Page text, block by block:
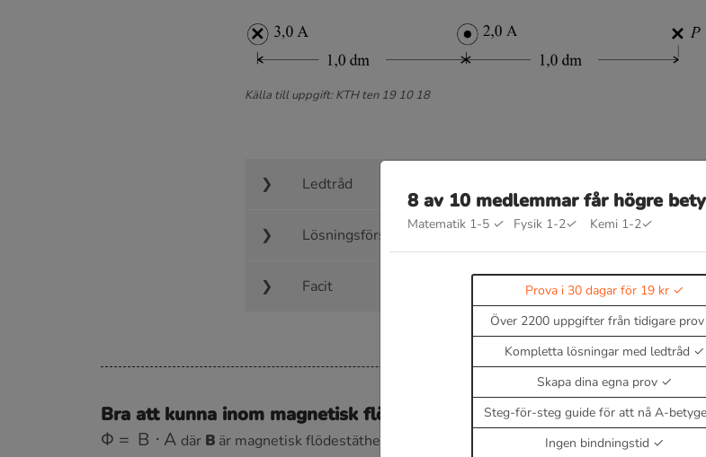
Källa till uppgift: KTH ten 19 10 18
Ledtråd
Lösningsförslag
Facit
Bra att kunna inom magnetisk flödestäthet
Φ=B ⋅A
där Bär magnetisk flödestäthet och
är arean som är vinkelrätt mot fältet.
8 av 10 medlemmar får högre
Matematik 1-5 ✓ Fysik 1-2✓ Kemi 1-2✓
Prova i 30 dagar för 19 kr
Över 2200 uppgifter från tidigare prov
Kompletta lösningar med ledtråd
Skapa dina egna prov
Steg-för-steg guide för att nå A-
Ingen bindningstid